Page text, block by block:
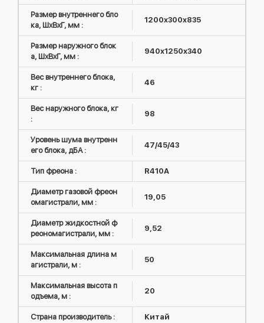
Размер внутреннего бло
ка, ШxВxГ, мм :
1200x300x835
Размер наружного блок
а, ШxВxГ, мм :
940x1250x340
Вес внутреннего блока,
кг :
46
Вес наружного блока, кг
:
98
Уровень шума внутренн
его блока, дБА :
47/45/43
Тип фреона : R410А
Диаметр газовой фреон
омагистрали, мм :
19,05
Диаметр жидкостной ф
реономагистрали, мм :
9,52
Максимальная длина м
агистрали, м :
50
Максимальная высота п
одъема, м :
20
Страна производитель : Китай